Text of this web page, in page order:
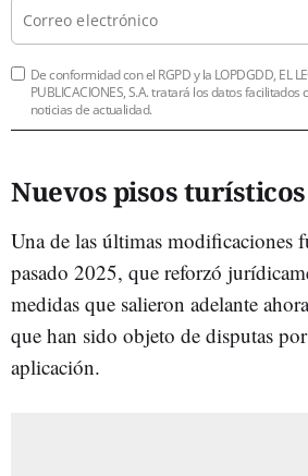
De conformidad con el RGPD y la LOPDGDD, EL
PUBLICACIONES, S.A. tratará los datos
noticias de actualidad.
Nuevos pisos turísticos
Una de las últimas modificaciones
pasado 2025, que reforzó
medidas que salieron adelante
que han sido objeto de disputas
aplicación.